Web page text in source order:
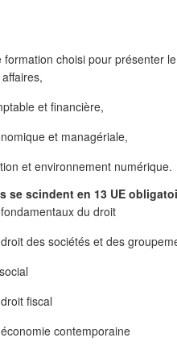
choisi pour présenter
et financière,
et managériale,
et environnement numérique.
se scindent en 13 UE
du droit
des sociétés et des
fiscal
contemporaine